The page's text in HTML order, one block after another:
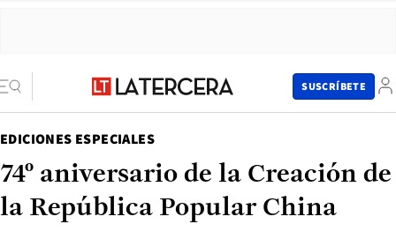
SUSCRÍBETE
EDICIONES ESPECIALES
74º aniversario de la Creación de
la República Popular China